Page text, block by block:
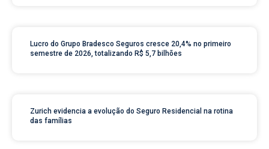
Lucro do Grupo Bradesco Seguros cresce 20,4% no primeiro
semestre de 2026, totalizando R$ 5,7 bilhões
Zurich evidencia a evolução do Seguro Residencial na rotina
das famílias